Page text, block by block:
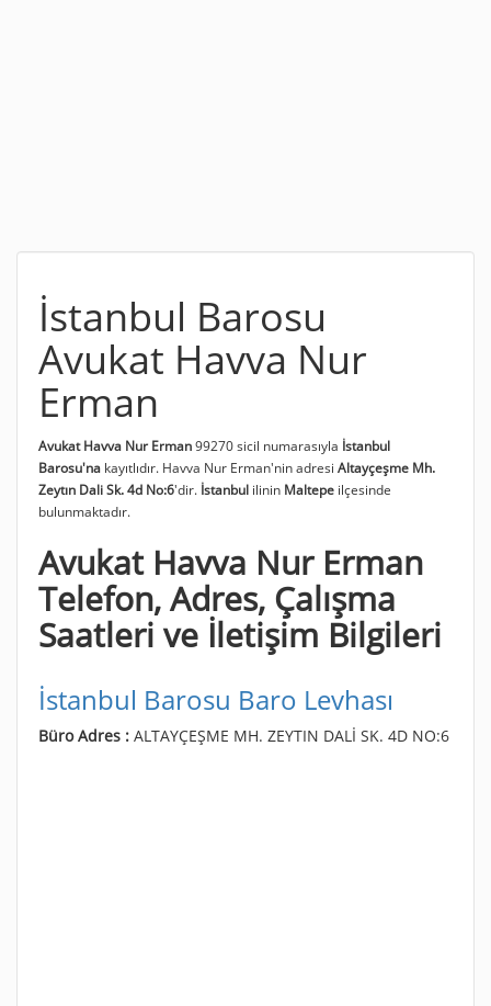
İstanbul Barosu
Avukat Havva Nur
Erman
Avukat Havva Nur Erman99270 sicil numarasıyla İstanbul
Barosu'na kayıtlıdır. Havva Nur Erman'nin adresi Altayçeşme Mh.
Zeytın Dali Sk. 4d No:6'dir. İstanbul ilinin Maltepe ilçesinde
bulunmaktadır.
Avukat Havva Nur Erman
Telefon, Adres, Çalışma
Saatleri ve İletişim Bilgileri
İstanbul Barosu Baro Levhası
Büro Adres : ALTAYÇEŞME MH. ZEYTIN DALİ SK. 4D NO:6